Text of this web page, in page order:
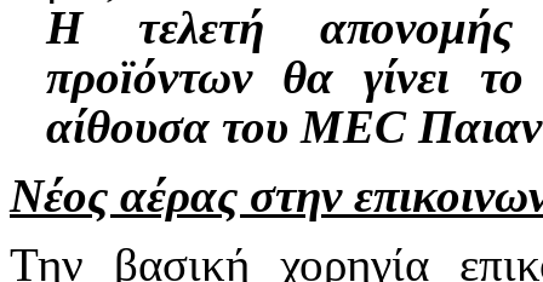
Η τελετή απονομής
προϊόντων θα γίνει
αίθουσα του MEC
Νέος αέρας στην
Την βασική χορηγία